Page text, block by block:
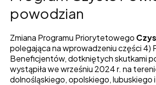
powodzian
Zmiana Programu Priorytetowego
polegająca na wprowadzeniu części 4)
Beneficjentów, dotkniętych skutkami
wystąpiła we wrześniu 2024 r. na
dolnośląskiego, opolskiego, lubuskiego